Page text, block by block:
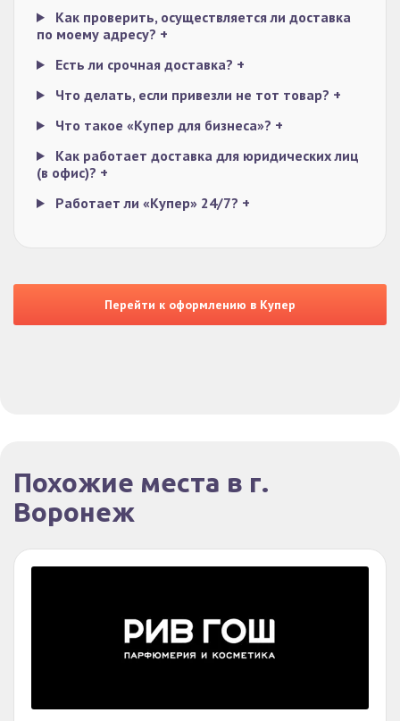
Как проверить, осуществляется ли доставка
по моему адресу? +
Есть ли срочная доставка? +
Что делать, если привезли не тот товар? +
Что такое «Купер для бизнеса»? +
Как работает доставка для юридических лиц
(в офис)? +
Работает ли «Купер» 24/7? +
Перейти к оформлению в Купер
Похожие места в г.
Воронеж